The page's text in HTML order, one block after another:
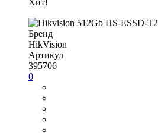
Хит!
Бренд
HikVision
Артикул
395706
0